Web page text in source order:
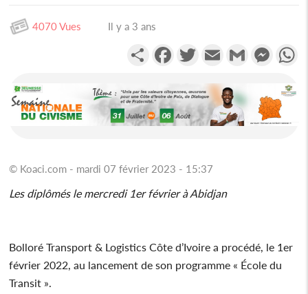
4070 Vues Il y a 3 ans
PartagerFacebookTwitterEmail Gmail
© Koaci.com - mardi 07 février 2023 - 15:37
Les diplômés le mercredi 1er février à Abidjan
Bolloré Transport & Logistics Côte d’Ivoire a procédé, le 1er
février 2022, au lancement de son programme « École du
Transit ».